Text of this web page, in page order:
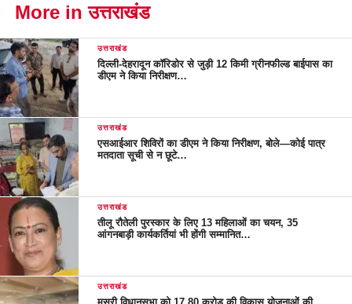
More in उत्तराखंड
उत्तराखंड
दिल्ली-देहरादून कॉरिडोर से जुड़ी 12 किमी ग्रीनफील्ड बाईपास का
डीएम ने किया निरीक्षण…
उत्तराखंड
एसआईआर शिविरों का डीएम ने किया निरीक्षण, बोले—कोई पात्र
मतदाता सूची से न छूटे…
उत्तराखंड
तीलू रौतेली पुरस्कार के लिए 13 महिलाओं का चयन, 35
आंगनबाड़ी कार्यकर्तियां भी होंगी सम्मानित…
उत्तराखंड